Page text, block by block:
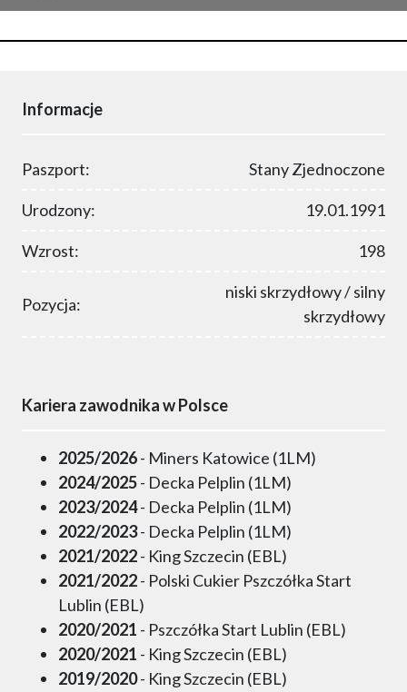
Informacje
Paszport: Stany Zjednoczone
Urodzony: 19.01.1991
Wzrost: 198
Pozycja:
niski skrzydłowy / silny
skrzydłowy
Kariera zawodnika w Polsce
2025/2026- Miners Katowice (1LM)
2024/2025- Decka Pelplin (1LM)
2023/2024- Decka Pelplin (1LM)
2022/2023- Decka Pelplin (1LM)
2021/2022- King Szczecin (EBL)
2021/2022- Polski Cukier Pszczółka Start
Lublin (EBL)
2020/2021 - Pszczółka Start Lublin (EBL)
2020/2021 - King Szczecin (EBL)
2019/2020- King Szczecin (EBL)